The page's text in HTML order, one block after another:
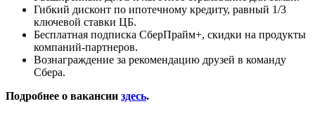
Гибкий дисконт по ипотечному кредиту, равный 1/3
ключевой ставки ЦБ.
Бесплатная подписка СберПрайм+, скидки на продукты
компаний-партнеров.
Вознаграждение за рекомендацию друзей в команду
Сбера.
Подробнее о вакансии здесь.